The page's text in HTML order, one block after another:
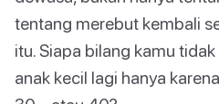
tentang merebut kembali
itu. Siapa bilang kamu
anak kecil lagi hanya